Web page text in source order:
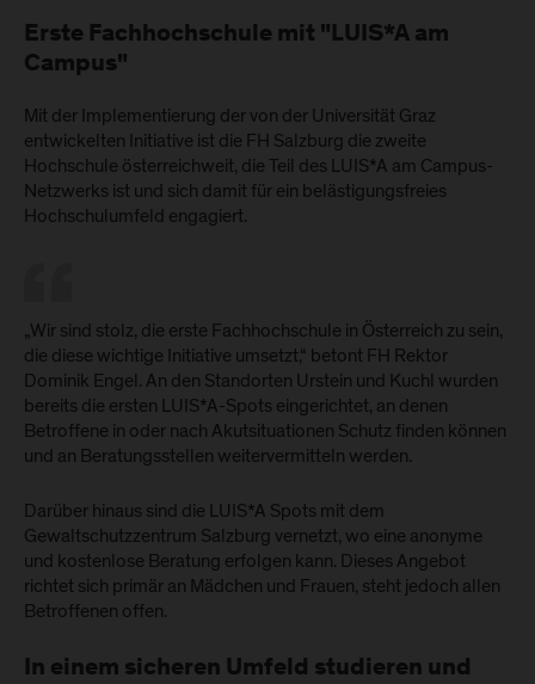
Erste Fachhochschule mit "LUIS*A am
Campus"
Mit der Implementierung der von der Universität Graz
entwickelten Initiative ist die FH Salzburg die zweite
Hochschule österreichweit, die Teil des LUIS*A am Campus-
Netzwerks ist und sich damit für ein belästigungsfreies
Hochschulumfeld engagiert.
„Wir sind stolz, die erste Fachhochschule in Österreich zu sein,
die diese wichtige Initiative umsetzt,“ betont FH Rektor
Dominik Engel. An den Standorten Urstein und Kuchl wurden
bereits die ersten LUIS*A-Spots eingerichtet, an denen
Betroffene in oder nach Akutsituationen Schutz finden können
und an Beratungsstellen weitervermitteln werden.
Darüber hinaus sind die LUIS*A Spots mit dem
Gewaltschutzzentrum Salzburg vernetzt, wo eine anonyme
und kostenlose Beratung erfolgen kann. Dieses Angebot
richtet sich primär an Mädchen und Frauen, steht jedoch allen
Betroffenen offen.
In einem sicheren Umfeld studieren und